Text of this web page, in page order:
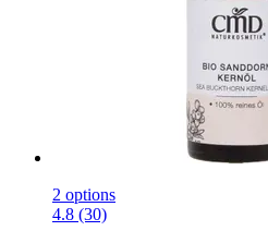
2 options
4.8 (30)